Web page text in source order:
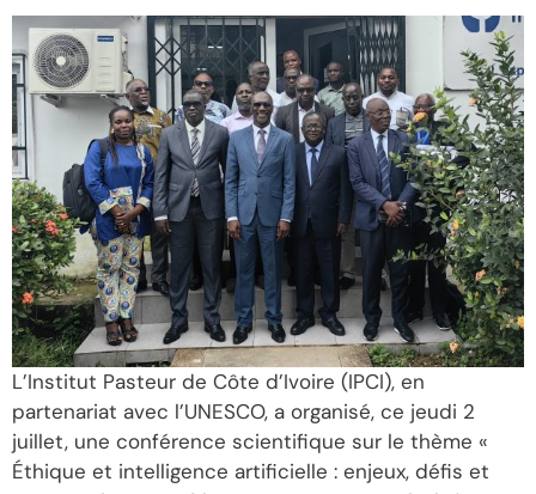
L’Institut Pasteur de Côte d’Ivoire (IPCI), en
partenariat avec l’UNESCO, a organisé, ce jeudi 2
juillet, une conférence scientifique sur le thème «
Éthique et intelligence artificielle : enjeux, défis et